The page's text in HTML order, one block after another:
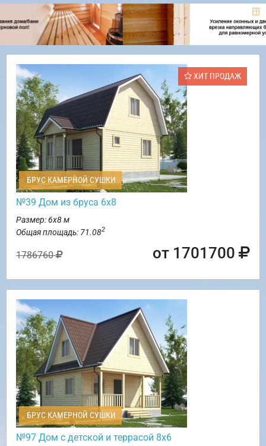
ХИТ ПРОДАЖ
БРУС КАМЕРНОЙ СУШКИ
№39 Дом из бруса 6х8
Размер: 6х8 м
Общая площадь: 71.082
1786760 от 1701700
БРУС КАМЕРНОЙ СУШКИ
№97 Дом с детской и террасой 8х6